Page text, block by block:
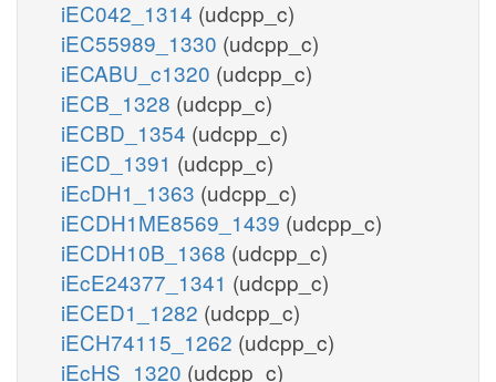
iEC042_1314 (udcpp_c)
iEC55989_1330 (udcpp_c)
iECABU_c1320 (udcpp_c)
iECB_1328 (udcpp_c)
iECBD_1354 (udcpp_c)
iECD_1391 (udcpp_c)
iEcDH1_1363 (udcpp_c)
iECDH1ME8569_1439 (udcpp_c)
iECDH10B_1368 (udcpp_c)
iEcE24377_1341 (udcpp_c)
iECED1_1282 (udcpp_c)
iECH74115_1262 (udcpp_c)
iEcHS_1320 (udcpp_c)